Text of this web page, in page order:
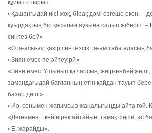
құйып отырып.
«Қашанғыдай иісі жоқ, бірақ дәмі өзгеше екен, –
қуырдақтың бір қасығын аузына салып жіберіп. –
синтез бе?»
«Отағасы-ау, қазір синтезсіз тағам таба аласың
«Зиян емес пе әйтеуір?»
«Зиян емес. Ұшынып қаларсың, жиіркенбей
замандағыдай бағланның етін қайдан тауып
базар деші».
«Иә, сонымен жағымсыз жаңалығыңды айта ғой.
«Дегенмен... кейінірек айтайын, тамақ сіңсін, ас
«Е, жарайды».